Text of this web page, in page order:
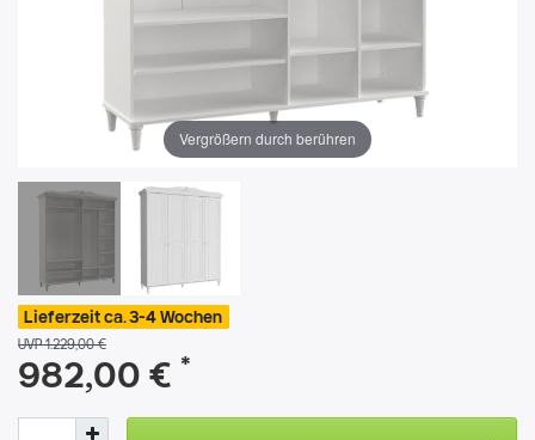
Vergrößern durch berühren
Lieferzeit ca. 3-4 Wochen
UVP 1.229,00 €
982,00 € *